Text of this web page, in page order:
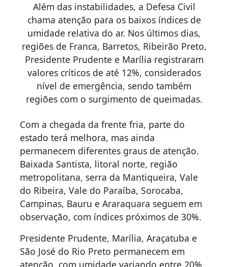
Além das instabilidades, a Defesa Civil
chama atenção para os baixos índices de
umidade relativa do ar. Nos últimos dias,
regiões de Franca, Barretos, Ribeirão Preto,
Presidente Prudente e Marília registraram
valores críticos de até 12%, considerados
nível de emergência, sendo também
regiões com o surgimento de queimadas.
Com a chegada da frente fria, parte do
estado terá melhora, mas ainda
permanecem diferentes graus de atenção.
Baixada Santista, litoral norte, região
metropolitana, serra da Mantiqueira, Vale
do Ribeira, Vale do Paraíba, Sorocaba,
Campinas, Bauru e Araraquara seguem em
observação, com índices próximos de 30%.
Presidente Prudente, Marília, Araçatuba e
São José do Rio Preto permanecem em
atenção, com umidade variando entre 20%